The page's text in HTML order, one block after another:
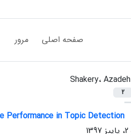
صفحه اصلی مرور
Shakery، Azadeh
2
Performance in Topic Detection